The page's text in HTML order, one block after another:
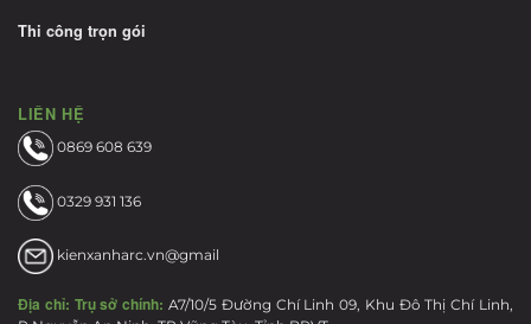
Thi công trọn gói
LIÊN HỆ
0869 608 639
0329 931 136
kienxanharc.vn@gmail
Địa chỉ: Trụ sở chính: A7/10/5 Đường Chí Linh 09, Khu Đô Thị Chí Linh,